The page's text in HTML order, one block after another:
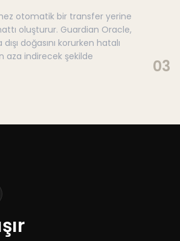
otomatik bir transfer yerine
oluşturur. Guardian Oracle,
doğasını korurken hatalı
aza indirecek şekilde
03